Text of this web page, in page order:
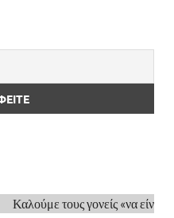
Καλούμε τους γονείς «να είναι